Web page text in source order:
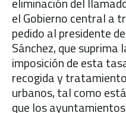
el Gobierno central a
pedido al presidente
Sánchez, que suprima
imposición de esta
recogida y
urbanos, tal como
que los